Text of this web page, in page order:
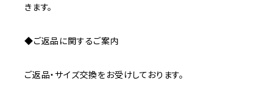
きます。
◆ご返品に関するご案内
ご返品・サイズ交換をお受けしております。